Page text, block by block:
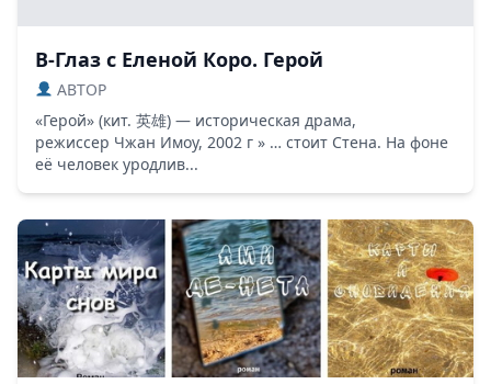
В-Глаз с Еленой Коро. Герой
ABTOP
«Герой» (кит. 英雄) — историческая драма,
режиссер Чжан Имоу, 2002 г » … стоит Стена. На фоне
её человек уродлив...